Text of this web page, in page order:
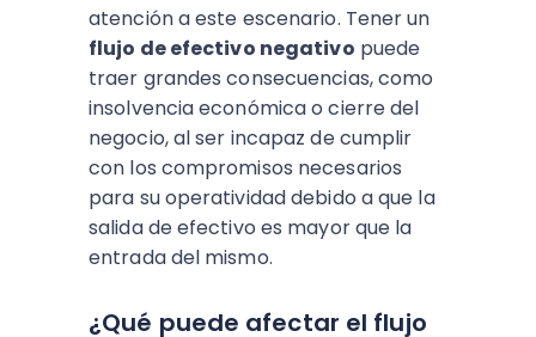
atención a este escenario. Tener un
flujo de efectivo negativo puede
traer grandes consecuencias, como
insolvencia económica o cierre del
negocio, al ser incapaz de cumplir
con los compromisos necesarios
para su operatividad debido a que la
salida de efectivo es mayor que la
entrada del mismo.
¿Qué puede afectar el flujo